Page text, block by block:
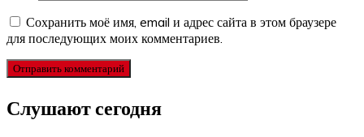
Сохранить моё имя, email и адрес сайта в этом браузере
для последующих моих комментариев.
Слушают сегодня